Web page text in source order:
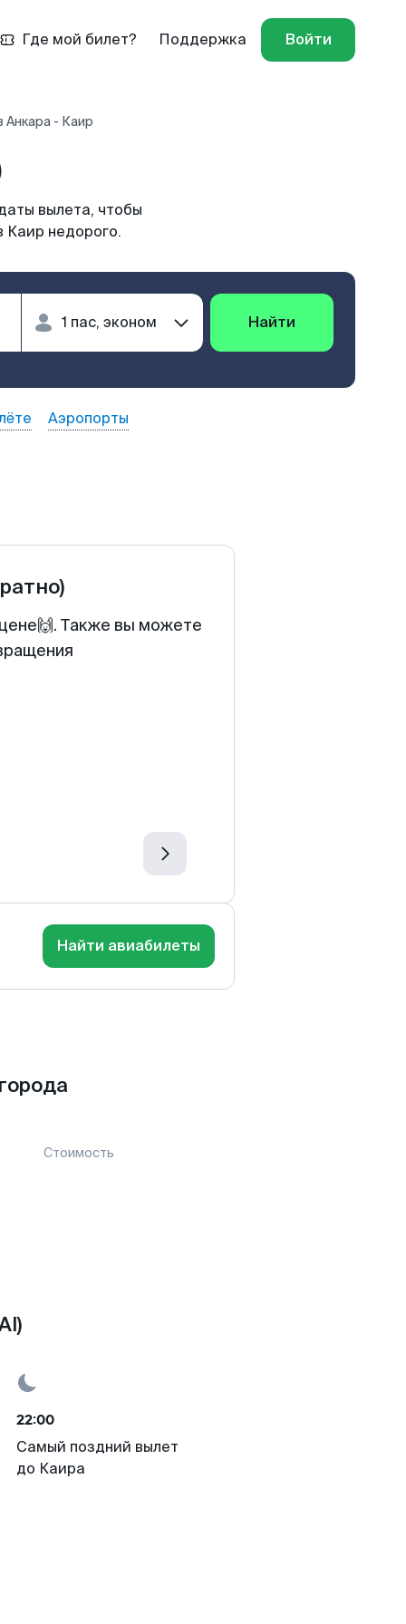
Где мой билет? Поддержка Войти
Анкара - Каир
вылета, чтобы
Каир недорого.
Найти
Аэропорты
Также вы можете
Найти авиабилеты
Стоимость
22:00
Самый поздний вылет
до Каира